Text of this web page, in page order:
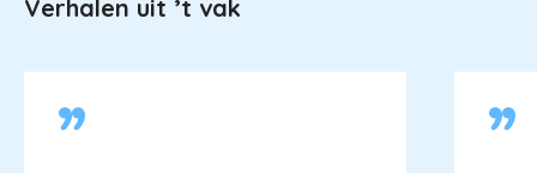
Verhalen uit ’t vak